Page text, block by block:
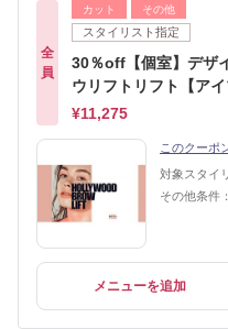
全
員
カット その他
スタイリスト指定
30％off【個室】デザ
ウリフトリフト【アイ
¥11,275
このクーポ
対象スタイ
その他条件：
メニューを追加